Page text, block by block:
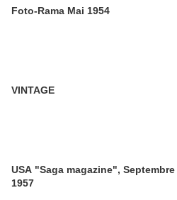
Foto-Rama Mai 1954
VINTAGE
USA "Saga magazine", Septembre
1957